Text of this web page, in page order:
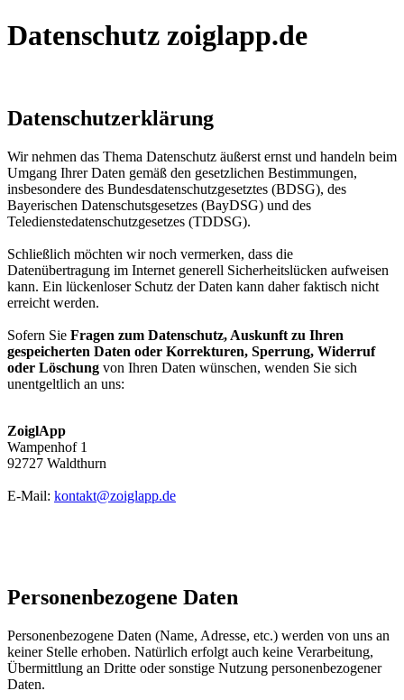
Datenschutz zoiglapp.de
Datenschutzerklärung
Wir nehmen das Thema Datenschutz äußerst ernst und handeln beim
Umgang Ihrer Daten gemäß den gesetzlichen Bestimmungen,
insbesondere des Bundesdatenschutzgesetztes (BDSG), des
Bayerischen Datenschutsgesetzes (BayDSG) und des
Teledienstedatenschutzgesetzes (TDDSG).
Schließlich möchten wir noch vermerken, dass die
Datenübertragung im Internet generell Sicherheitslücken aufweisen
kann. Ein lückenloser Schutz der Daten kann daher faktisch nicht
erreicht werden.
Sofern Sie Fragen zum Datenschutz, Auskunft zu Ihren
gespeicherten Daten oder Korrekturen, Sperrung, Widerruf
oder Löschung von Ihren Daten wünschen, wenden Sie sich
unentgeltlich an uns:
ZoiglApp
Wampenhof 1
92727 Waldthurn
E-Mail: kontakt@zoiglapp.de
Personenbezogene Daten
Personenbezogene Daten (Name, Adresse, etc.) werden von uns an
keiner Stelle erhoben. Natürlich erfolgt auch keine Verarbeitung,
Übermittlung an Dritte oder sonstige Nutzung personenbezogener
Daten.